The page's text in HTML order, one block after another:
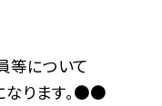
等について
ります。●●